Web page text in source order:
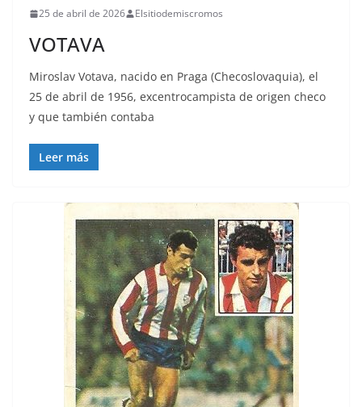
25 de abril de 2026 Elsitiodemiscromos
VOTAVA
Miroslav Votava, nacido en Praga (Checoslovaquia), el
25 de abril de 1956, excentrocampista de origen checo
y que también contaba
Leer más